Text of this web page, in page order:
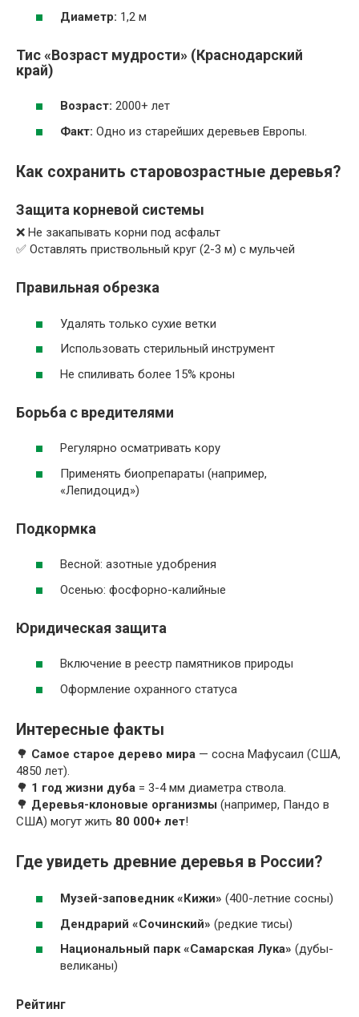
Диаметр: 1,2 м
Тис «Возраст мудрости» (Краснодарский
край)
Возраст: 2000+ лет
Факт: Одно из старейших деревьев Европы.
Как сохранить старовозрастные деревья?
Защита корневой системы
❌ Не закапывать корни под асфальт
✅ Оставлять приствольный круг (2-3 м) с мульчей
Правильная обрезка
Удалять только сухие ветки
Использовать стерильный инструмент
Не спиливать более 15% кроны
Борьба с вредителями
Регулярно осматривать кору
Применять биопрепараты (например,
«Лепидоцид»)
Подкормка
Весной: азотные удобрения
Осенью: фосфорно-калийные
Юридическая защита
Включение в реестр памятников природы
Оформление охранного статуса
Интересные факты
🌳 Самое старое дерево мира — сосна Мафусаил (США,
4850 лет).
🌳 1 год жизни дуба = 3-4 мм диаметра ствола.
🌳 Деревья-клоновые организмы (например, Пандо в
США) могут жить 80 000+ лет!
Где увидеть древние деревья в России?
Музей-заповедник «Кижи» (400-летние сосны)
Дендрарий «Сочинский» (редкие тисы)
Национальный парк «Самарская Лука» (дубы-
великаны)
Рейтинг